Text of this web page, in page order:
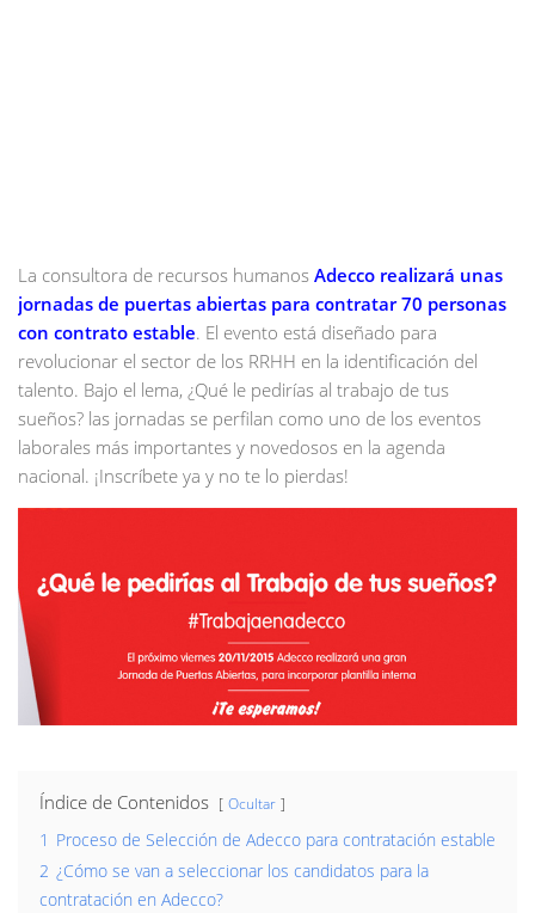
La consultora de recursos humanos Adecco realizará unas
jornadas de puertas abiertas para contratar 70 personas
con contrato estable. El evento está diseñado para
revolucionar el sector de los RRHH en la identificación del
talento. Bajo el lema, ¿Qué le pedirías al trabajo de tus
sueños? las jornadas se perfilan como uno de los eventos
laborales más importantes y novedosos en la agenda
nacional. ¡Inscríbete ya y no te lo pierdas!
Índice de Contenidos Ocultar
1 Proceso de Selección de Adecco para contratación estable
2 ¿Cómo se van a seleccionar los candidatos para la
contratación en Adecco?